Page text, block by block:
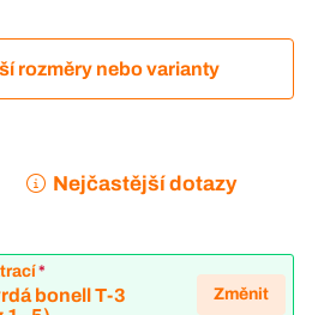
rozměry nebo varianty
Nejčastější dotazy
*
bonell T-3
Změnit